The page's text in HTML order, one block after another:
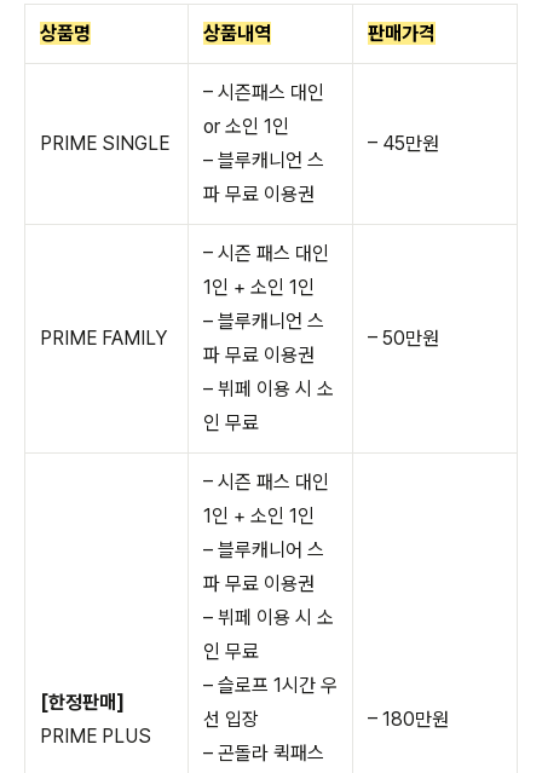
상품명 상품내역 판매가격
PRIME SINGLE
– 시즌패스 대인
or 소인 1인
– 블루캐니언 스
파 무료 이용권
– 45만원
PRIME FAMILY
– 시즌 패스 대인
1인 + 소인 1인
– 블루캐니언 스
파 무료 이용권
– 뷔페 이용 시 소
인 무료
– 50만원
[한정판매]
PRIME PLUS
– 시즌 패스 대인
1인 + 소인 1인
– 블루캐니어 스
파 무료 이용권
– 뷔페 이용 시 소
인 무료
– 슬로프 1시간 우
선 입장
– 곤돌라 퀵패스
– 180만원